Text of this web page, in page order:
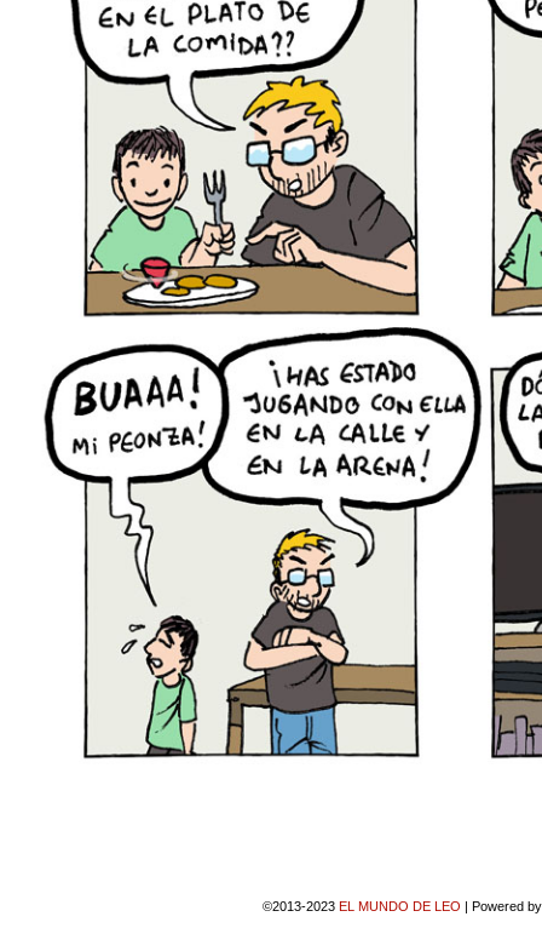
©2013-2023 EL MUNDO DE LEO | Powered